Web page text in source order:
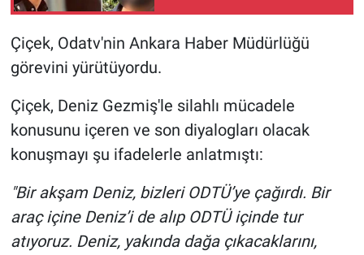
Çiçek, Odatv'nin Ankara Haber Müdürlüğü
görevini yürütüyordu.
Çiçek, Deniz Gezmiş'le silahlı mücadele
konusunu içeren ve son diyalogları olacak
konuşmayı şu ifadelerle anlatmıştı:
"Bir akşam Deniz, bizleri ODTÜ’ye çağırdı. Bir
araç içine Deniz’i de alıp ODTÜ içinde tur
atıyoruz. Deniz, yakında dağa çıkacaklarını,
Kimdir
Koronavirüs
Kültür Sanat
Ne demişti
Nedir